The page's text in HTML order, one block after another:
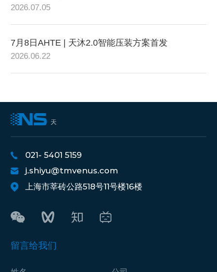
2026.07.05
7月8日AHTE | 天沐2.0智能压装方案首发
2026.06.22
021- 5401 5159
j.shiyu@tmvenus.com
上海市莘砖公路518号11号楼16楼
留言给我们